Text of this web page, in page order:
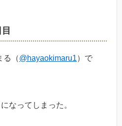
る（@hayaokimaru1）で
なってしまった。